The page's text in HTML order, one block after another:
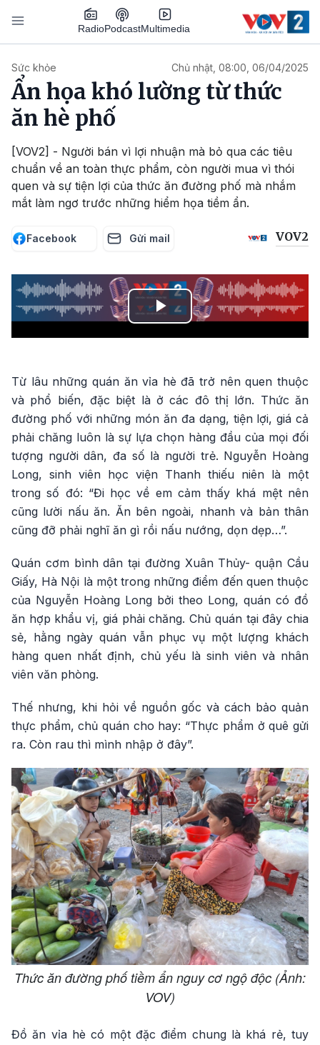
Nhảy đến nội dung
RadioPodcastMultimedia
Sức khỏe Chủ nhật, 08:00, 06/04/2025
Ẩn họa khó lường từ thức
ăn hè phố
[VOV2] - Người bán vì lợi nhuận mà bỏ qua các tiêu
chuẩn về an toàn thực phẩm, còn người mua vì thói
quen và sự tiện lợi của thức ăn đường phố mà nhắm
mắt làm ngơ trước những hiểm họa tiềm ẩn.
Facebook Gửi mail VOV2
Play
Từ lâu những quán ăn vỉa hè đã trở nên quen thuộc
và phổ biến, đặc biệt là ở các đô thị lớn. Thức ăn
đường phố với những món ăn đa dạng, tiện lợi, giá cả
phải chăng luôn là sự lựa chọn hàng đầu của mọi đối
tượng người dân, đa số là người trẻ. Nguyễn Hoàng
Long, sinh viên học viện Thanh thiếu niên là một
trong số đó: “Đi học về em cảm thấy khá mệt nên
cũng lười nấu ăn. Ăn bên ngoài, nhanh và bản thân
cũng đỡ phải nghĩ ăn gì rồi nấu nướng, dọn dẹp…”.
Quán cơm bình dân tại đường Xuân Thủy- quận Cầu
Giấy, Hà Nội là một trong những điểm đến quen thuộc
của Nguyễn Hoàng Long bởi theo Long, quán có đồ
ăn hợp khẩu vị, giá phải chăng. Chủ quán tại đây chia
sẻ, hằng ngày quán vẫn phục vụ một lượng khách
hàng quen nhất định, chủ yếu là sinh viên và nhân
viên văn phòng.
Thế nhưng, khi hỏi về nguồn gốc và cách bảo quản
thực phẩm, chủ quán cho hay: “Thực phẩm ở quê gửi
ra. Còn rau thì mình nhập ở đây”.
Thức ăn đường phố tiềm ẩn nguy cơ ngộ độc (Ảnh:
VOV)
Đồ ăn vỉa hè có một đặc điểm chung là khá rẻ, tuy